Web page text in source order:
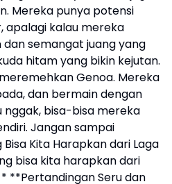
Mereka punya potensi
apalagi kalau mereka
semangat juang yang
hitam yang bikin kejutan.
Genoa. Mereka
dan bermain dengan
bisa-bisa mereka
Jangan sampai
Kita Harapkan dari Laga
bisa kita harapkan dari
**Pertandingan Seru dan